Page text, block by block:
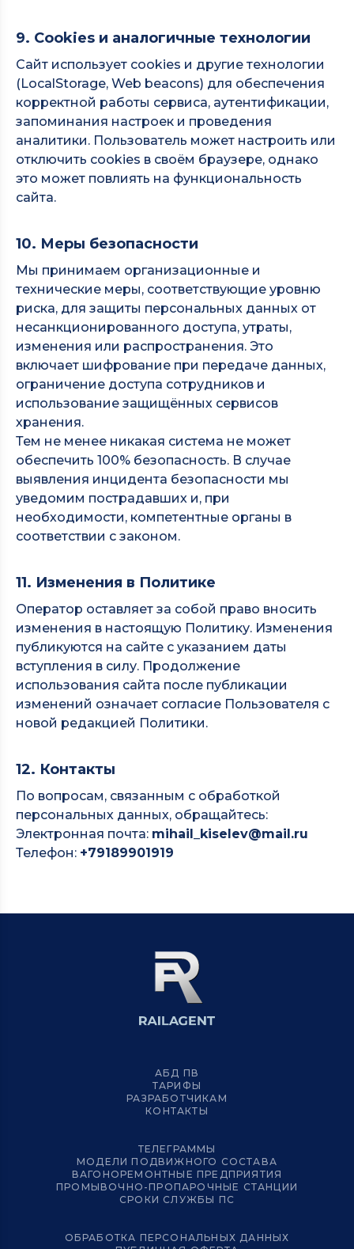
9. Cookies и аналогичные технологии
Сайт использует cookies и другие технологии
(LocalStorage, Web beacons) для обеспечения
корректной работы сервиса, аутентификации,
запоминания настроек и проведения
аналитики. Пользователь может настроить или
отключить cookies в своём браузере, однако
это может повлиять на функциональность
сайта.
10. Меры безопасности
Мы принимаем организационные и
технические меры, соответствующие уровню
риска, для защиты персональных данных от
несанкционированного доступа, утраты,
изменения или распространения. Это
включает шифрование при передаче данных,
ограничение доступа сотрудников и
использование защищённых сервисов
хранения.
Тем не менее никакая система не может
обеспечить 100% безопасность. В случае
выявления инцидента безопасности мы
уведомим пострадавших и, при
необходимости, компетентные органы в
соответствии с законом.
11. Изменения в Политике
Оператор оставляет за собой право вносить
изменения в настоящую Политику. Изменения
публикуются на сайте с указанием даты
вступления в силу. Продолжение
использования сайта после публикации
изменений означает согласие Пользователя с
новой редакцией Политики.
12. Контакты
По вопросам, связанным с обработкой
персональных данных, обращайтесь:
Электронная почта: mihail_kiselev@mail.ru
Телефон: +79189901919
АБД ПВ
ТАРИФЫ
РАЗРАБОТЧИКАМ
КОНТАКТЫ
ТЕЛЕГРАММЫ
МОДЕЛИ ПОДВИЖНОГО СОСТАВА
ВАГОНОРЕМОНТНЫЕ ПРЕДПРИЯТИЯ
ПРОМЫВОЧНО-ПРОПАРОЧНЫЕ СТАНЦИИ
СРОКИ СЛУЖБЫ ПС
ОБРАБОТКА ПЕРСОНАЛЬНЫХ ДАННЫХ